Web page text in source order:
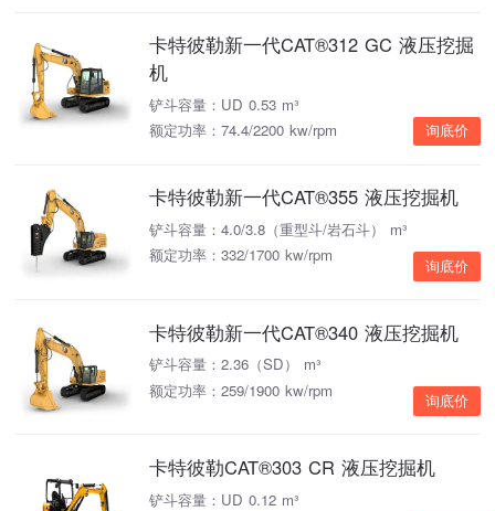
卡特彼勒新一代CAT®312 GC 液压挖掘
机
铲斗容量：UD 0.53 m³
额定功率：74.4/2200 kw/rpm
询底价
卡特彼勒新一代CAT®355 液压挖掘机
铲斗容量：4.0/3.8（重型斗/岩石斗） m³
额定功率：332/1700 kw/rpm
询底价
卡特彼勒新一代CAT®340 液压挖掘机
铲斗容量：2.36（SD） m³
额定功率：259/1900 kw/rpm
询底价
卡特彼勒CAT®303 CR 液压挖掘机
铲斗容量：UD 0.12 m³